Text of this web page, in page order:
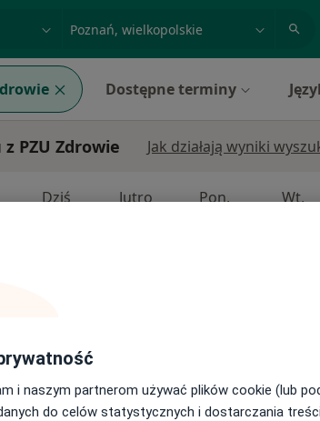
miasto lub dzielnica
Dostępne terminy
PZU Zdrowie Jak działają wyniki
Dziś Jutro Pon, Wt,
i naszym partnerom używać plików cookie (lub
do celów statystycznych i dostarczania